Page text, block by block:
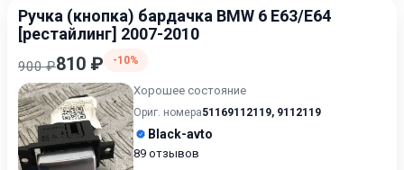
Ручка (кнопка) бардачка BMW 6 E63/E64
[рестайлинг] 2007-2010
900 ₽810 ₽ -10%
Хорошее состояние
Ориг. номера51169112119, 9112119
Black-avto
89 отзывов